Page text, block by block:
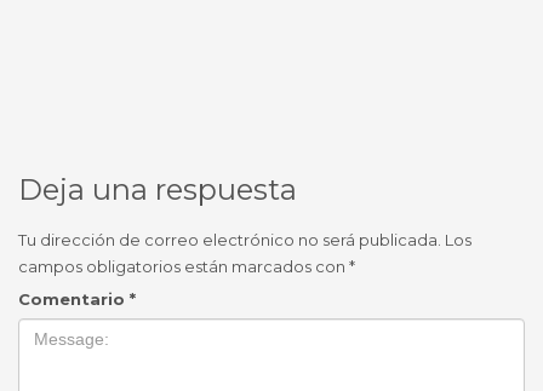
Deja una respuesta
Tu dirección de correo electrónico no será publicada. Los
campos obligatorios están marcados con *
Comentario *